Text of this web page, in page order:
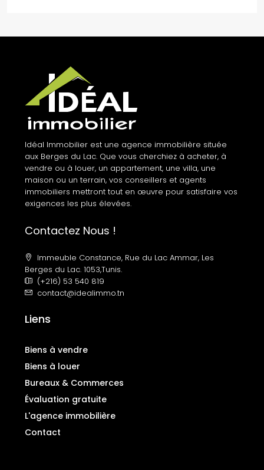
Idéal Immobilier est une agence immobilière située
aux Berges du Lac. Que vous cherchiez à acheter, à
vendre ou à louer, un appartement, une villa, une
maison ou un terrain, vos conseillers et agents
immobiliers mettront tout en œuvre pour satisfaire vos
exigences les plus élevées.
Contactez Nous !
Immeuble Constance, Rue du Lac Ammar, Les
Berges du Lac. 1053,Tunis.
(+216) 53 540 819
contact@idealimmo.tn
Liens
Biens à vendre
Biens à louer
Bureaux & Commerces
Évaluation gratuite
L'agence immobilière
Contact